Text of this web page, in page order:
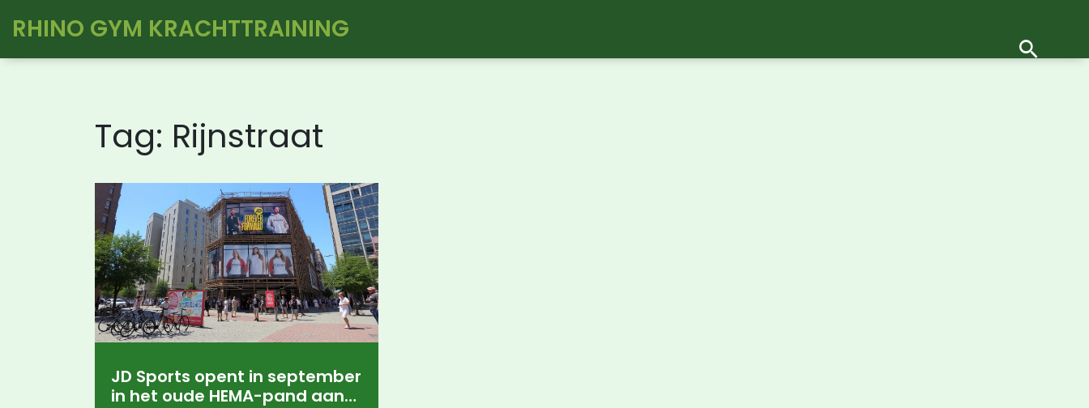
RHINO GYM KRACHTTRAINING
Tag: Rijnstraat
JD Sports opent in september
in het oude HEMA-pand aan